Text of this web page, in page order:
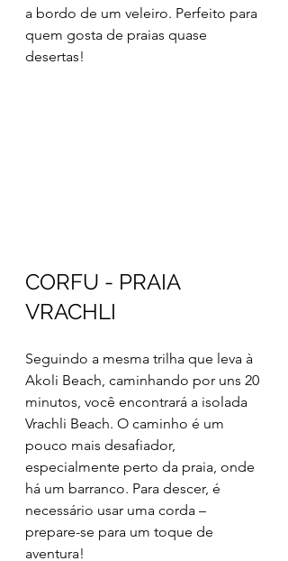
a bordo de um veleiro. Perfeito para
quem gosta de praias quase
desertas!
CORFU - PRAIA
VRACHLI
Seguindo a mesma trilha que leva à
Akoli Beach, caminhando por uns 20
minutos, você encontrará a isolada
Vrachli Beach. O caminho é um
pouco mais desafiador,
especialmente perto da praia, onde
há um barranco. Para descer, é
necessário usar uma corda –
prepare-se para um toque de
aventura!